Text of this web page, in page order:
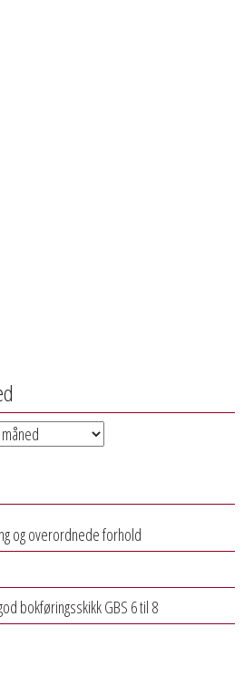
og overordnede forhold
bokføringsskikk GBS 6 til 8